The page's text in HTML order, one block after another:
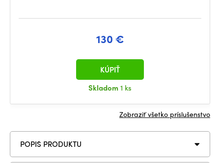
130 €
Skladom1 ks
KÚPIŤ
Zobraziť všetko príslušenstvo
POPIS PRODUKTU